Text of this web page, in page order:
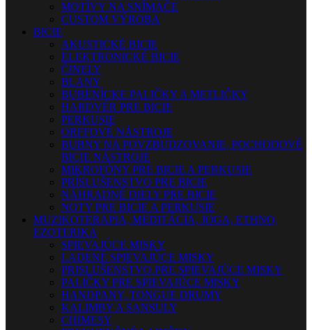
MOTÍVY NA SNÍMAČE
CUSTOM VÝROBA
BICIE
AKUSTICKÉ BICIE
ELEKTRONICKÉ BICIE
ČINELY
BLANY
BUBENÍCKE PALIČKY A METLIČKY
HARDVÉR PRE BICIE
PERKUSIE
ORFFOVÉ NÁSTROJE
BUBNY NA POVZBUDZOVANIE, POCHODOVÉ
BICIE NÁSTROJE
MIKROFÓNY PRE BICIE A PERKUSIE
PRÍSLUŠENSTVO PRE BICIE
NÁHRADNÉ DIELY PRE BICIE
NOTY PRE BICIE A PERKUSIE
MUZIKOTERAPIA, MEDITÁCIA, JOGA, ETHNO,
EZOTERIKA
SPIEVAJÚCE MISKY
LADENÉ SPIEVAJÚCE MISKY
PRISLUŠENSTVO PRE SPIEVAJÚCE MISKY
PALIČKY PRE SPIEVAJÚCE MISKY
HANDPANY, TONGUE DRUMY
KALIMBY A SANSULY
CHIMESY